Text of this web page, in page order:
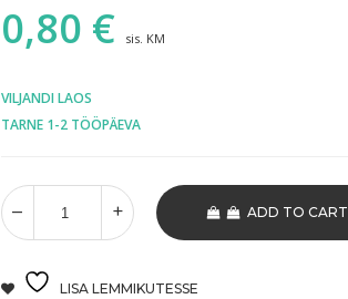
0,80 € sis. KM
VILJANDI LAOS
TARNE 1-2 TÖÖPÄEVA
ADD TO CART
LISA LEMMIKUTESSE